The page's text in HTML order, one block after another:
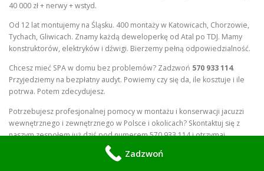
40 000 zł + nerwy + wstyd.
Od 12 lat montujemy na Śląsku. 400 montaży w Katowicach, Chorzowie,
Tychach, Gliwicach. Znamy każdą deweloperkę od Atal po TDJ. Mamy
konstruktorów, elektryków i dźwigi. Bierzemy pełną odpowiedzialność.
Chcesz mieć SPA w domu bez problemów? Zadzwoń 570 933 114.
Przyjedziemy na bezpłatny audyt. Powiemy czy się da, ile kosztuje i ile
potrwa. Potem zdecydujesz.
Potrzebujesz profesjonalnej pomocy w montażu i konserwacji jacuzzi
wewnętrznego i zewnętrznego w Polsce i okolicach? Skontaktuj się z
naszym zespołem już dziś pod numerem 570 933 114 i otrzymaj
Zadzwoń